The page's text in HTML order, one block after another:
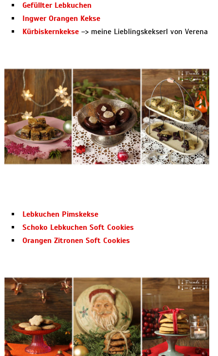
Gefüllter Lebkuchen
Ingwer Orangen Kekse
Kürbiskernkekse –> meine Lieblingskekserl von Verena
Lebkuchen Pimskekse
Schoko Lebkuchen Soft Cookies
Orangen Zitronen Soft Cookies